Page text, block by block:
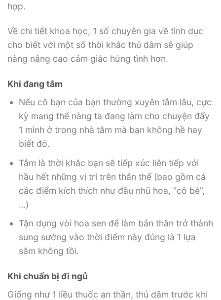
hợp.
Về chi tiết khoa học, 1 số chuyên gia về tình dục
cho biết với một số thời khắc thủ dâm sẽ giúp
nàng nâng cao cảm giác hứng tình hơn.
Khi đang tắm
Nếu cô bạn của bạn thường xuyên tắm lâu, cực
kỳ mang thể nàng ta đang làm cho chuyện đấy
1 mình ở trong nhà tắm mà bạn không hề hay
biết đó.
Tắm là thời khắc bạn sẽ tiếp xúc liên tiếp với
hầu hết những vị trí trên thân thể (bao gồm cả
các điểm kích thích như đầu nhũ hoa, “cô bé”,
…)
Tận dụng vòi hoa sen để làm bản thân trở thành
sung sướng vào thời điểm này đúng là 1 lựa
sắm không tồi.
Khi chuẩn bị đi ngủ
Giống như 1 liều thuốc an thần, thủ dâm trước khi